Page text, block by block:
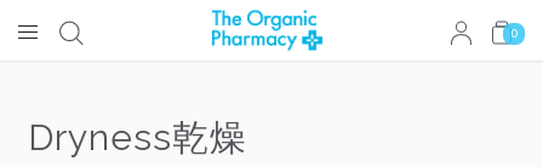
0
Dryness乾燥